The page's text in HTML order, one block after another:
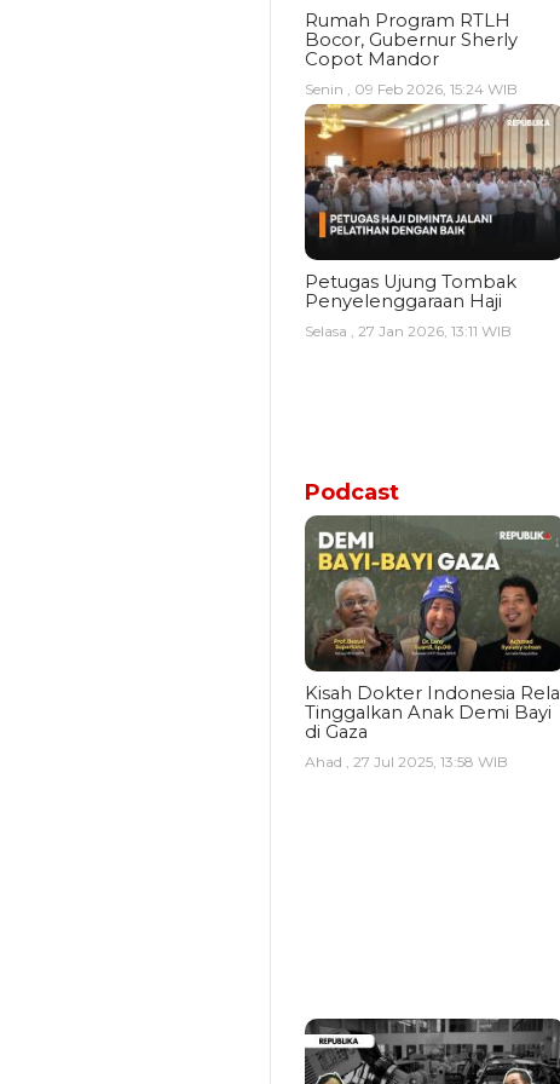
Rumah Program RTLH
Bocor, Gubernur Sherly
Copot Mandor
Senin , 09 Feb 2026, 15:24 WIB
Petugas Ujung Tombak
Penyelenggaraan Haji
Selasa , 27 Jan 2026, 13:11 WIB
Podcast
Kisah Dokter Indonesia Rela
Tinggalkan Anak Demi Bayi
di Gaza
Ahad , 27 Jul 2025, 13:58 WIB